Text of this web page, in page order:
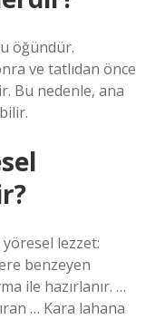
öğündür.
ve tatlıdan önce
Bu nedenle, ana
lezzet:
benzeyen
ile hazırlanır. …
… Kara lahana